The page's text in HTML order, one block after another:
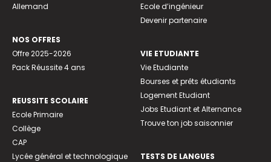
Allemand
NOS OFFRES
Offre 2025-2026
Pack Réussite 4 ans
REUSSITE SCOLAIRE
Ecole Primaire
Collège
CAP
Lycée général et technologique
Ecole d’ingénieur
Devenir partenaire
VIE ETUDIANTE
Vie Etudiante
Bourses et prêts étudiants
Logement Etudiant
Jobs Etudiant et Alternance
Trouve ton job saisonnier
TESTS DE LANGUES